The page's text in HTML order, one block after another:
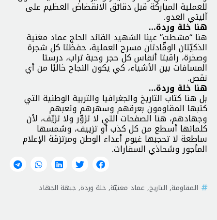
للعملية المباركة قبل دقائق الانقضاض العظيم على
آليتي العدو.
هنا خلة وردة…
هنا “مشطت” عينا الشهيد القائد الحاج عماد مغنية
الذكيّتان الوقّادتان مسرح العملية، حفظتا كل شجرة
وصخرة، راقبتا أنفاس كل حجر وحبة تراب، درستا
المسافات بين الأشياء، كي يكون النجاح خاليًا من أي
نقص.
هنا خلة وردة…
بل هنا كتاب التاريخ والجغرافيا والتربية الوطنية التي
كتبها المقاومون بعرقهم وسهرهم وتعبهم
وجهادهم، هنا الصفحات التي لا تزوّر ولا تزيّف، لأن
كلماتها أسطع من كل كذب أو تزييف، وشمسها
ساطعة لا تحجبها غيوم أعداء الوطن ومرتزقة الإعلام
المأجور وشحاذي السفارات.
المقاومة, التاريخ, عماد مغنيّة, خلة وردة, جبهة الجهاد